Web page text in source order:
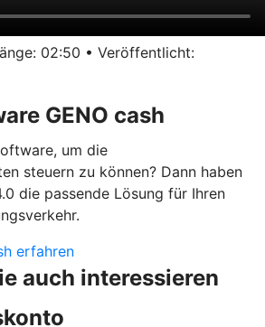
02:50 • Veröffentlicht:
GENO cash
um die
steuern zu können? Dann haben
die passende Lösung für Ihren
erfahren
auch interessieren